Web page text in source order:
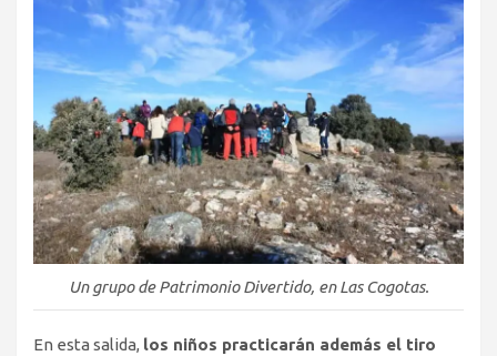
Un grupo de Patrimonio Divertido, en Las Cogotas.
En esta salida, los niños practicarán además el tiro